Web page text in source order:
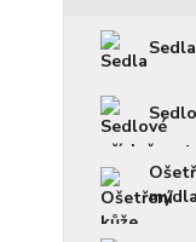
Sedla
mýdla